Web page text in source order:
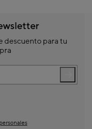
descuento para tu